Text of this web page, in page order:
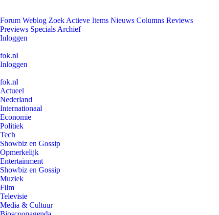
Forum Weblog Zoek Actieve Items Nieuws Columns Reviews
Previews Specials Archief
Inloggen
fok.nl
Inloggen
fok.nl
Actueel
Nederland
Internationaal
Economie
Politiek
Tech
Showbiz en Gossip
Opmerkelijk
Entertainment
Showbiz en Gossip
Muziek
Film
Televisie
Media & Cultuur